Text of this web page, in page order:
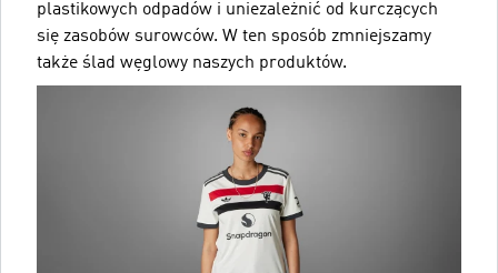
plastikowych odpadów i uniezależnić od kurczących
się zasobów surowców. W ten sposób zmniejszamy
także ślad węglowy naszych produktów.